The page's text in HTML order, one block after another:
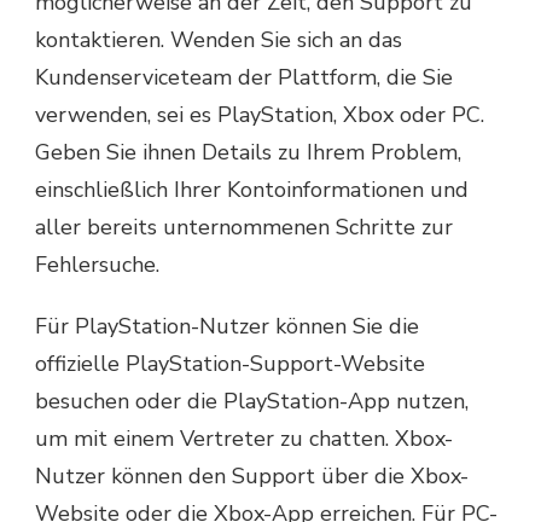
kontaktieren. Wenden Sie sich an das
Kundenserviceteam der Plattform, die Sie
verwenden, sei es PlayStation, Xbox oder PC.
Geben Sie ihnen Details zu Ihrem Problem,
einschließlich Ihrer Kontoinformationen und
aller bereits unternommenen Schritte zur
Fehlersuche.
Für PlayStation-Nutzer können Sie die
offizielle PlayStation-Support-Website
besuchen oder die PlayStation-App nutzen,
um mit einem Vertreter zu chatten. Xbox-
Nutzer können den Support über die Xbox-
Website oder die Xbox-App erreichen. Für PC-